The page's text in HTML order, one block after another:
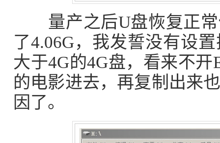
量产之后U盘恢复正常
了4.06G，我发誓没有设
大于4G的4G盘，看来不
的电影进去，再复制出来
因了。